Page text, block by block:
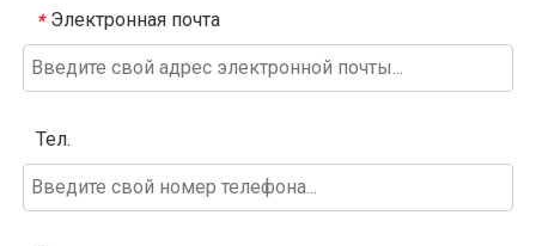
* Электронная почта
Тел.